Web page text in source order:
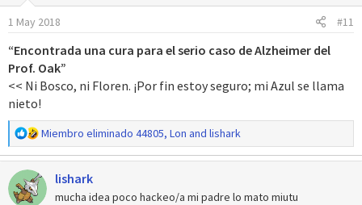
o
n
s
:
1 May 2018 #11
“Encontrada una cura para el serio caso de Alzheimer del
Prof. Oak”
<< Ni Bosco, ni Floren. ¡Por fin estoy seguro; mi Azul se llama
nieto!
R
e
a
c
c
Miembro eliminado 44805, Lon and lishark
lishark
mucha idea poco hackeo/a mi padre lo mato miutu